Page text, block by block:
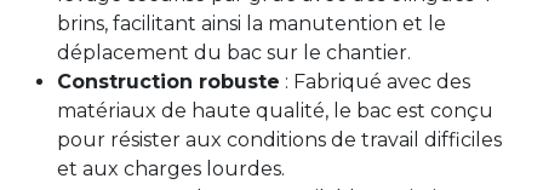
brins, facilitant ainsi la manutention et le
déplacement du bac sur le chantier.
Construction robuste : Fabriqué avec des
matériaux de haute qualité, le bac est conçu
pour résister aux conditions de travail difficiles
et aux charges lourdes.